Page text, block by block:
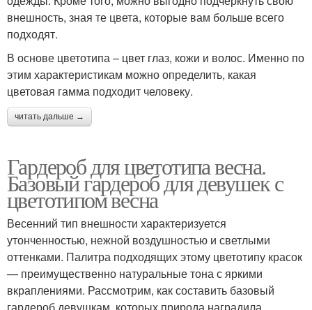
внешность, зная те цвета, которые вам больше всего
подходят.
В основе цветотипа – цвет глаз, кожи и волос. Именно по
этим характеристикам можно определить, какая
цветовая гамма подходит человеку.
читать дальше →
Гардероб для цветотипа весна.
Базовый гардероб для девушек с
цветотипом весна
Весенний тип внешности характеризуется
утонченностью, нежной воздушностью и светлыми
оттенками. Палитра подходящих этому цветотипу красок
— преимущественно натуральные тона с яркими
вкраплениями. Рассмотрим, как составить базовый
гардероб девушкам, которых природа наградила